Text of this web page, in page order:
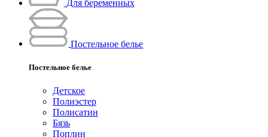
Для беременных
Постельное белье
Постельное белье
Детское
Полиэстeр
Полисатин
Бязь
Поплин